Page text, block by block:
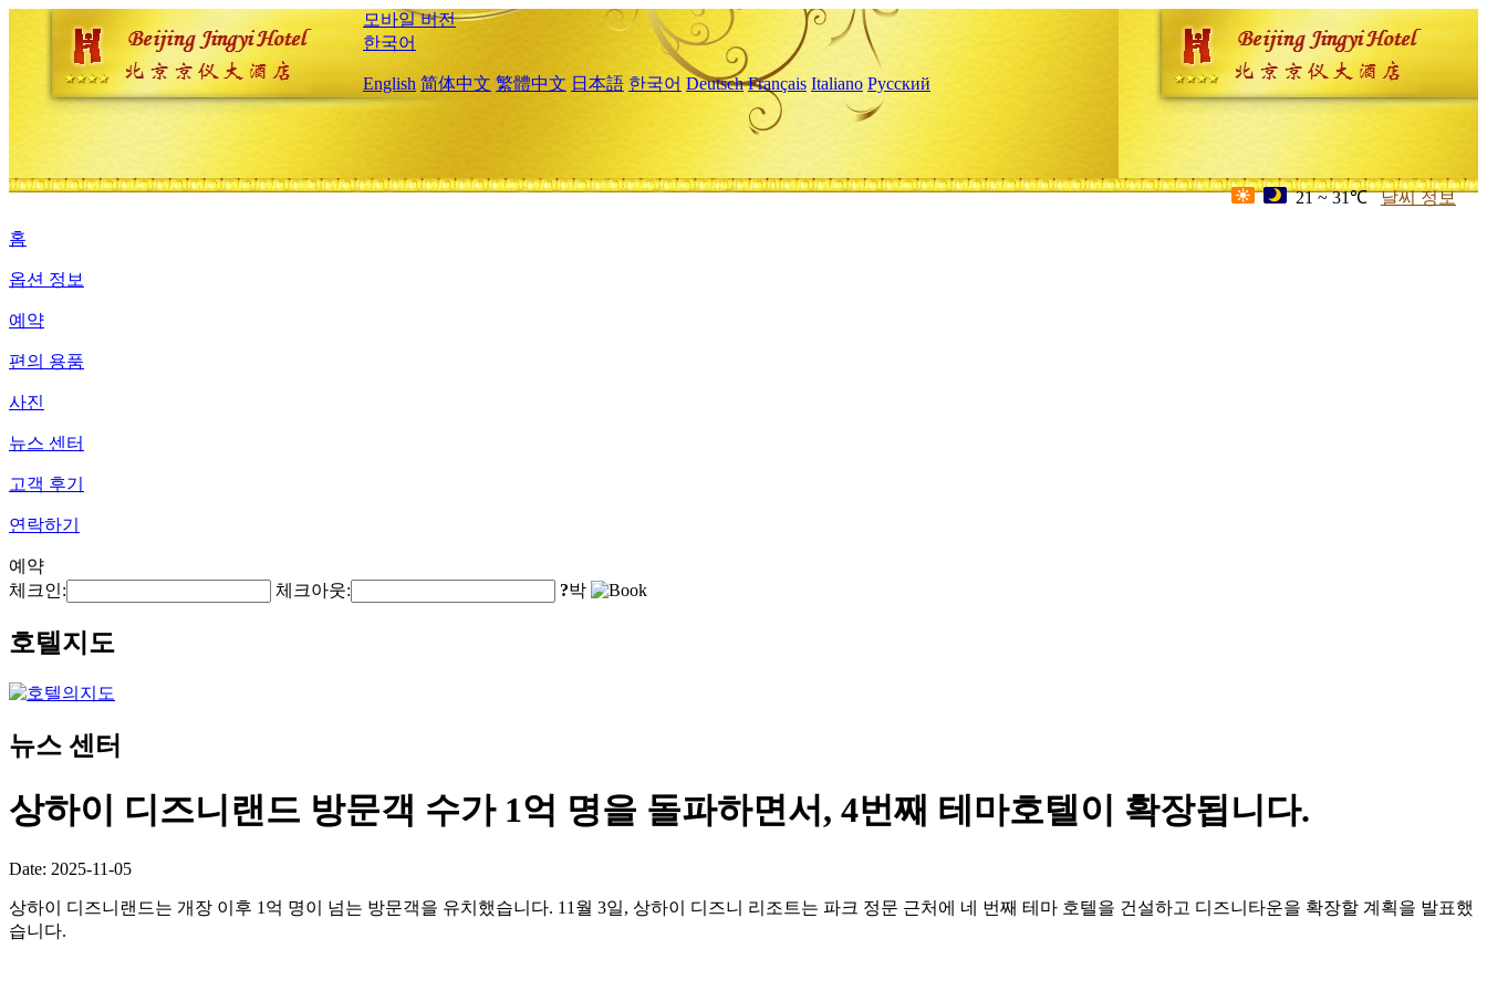
모바일 버전
한국어
English 简体中文 繁體中文 日本語 한국어 Deutsch Français Italiano Русский
21 ~ 31℃ 날씨 정보
홈
옵션 정보
예약
편의 용품
사진
뉴스 센터
고객 후기
연락하기
예약
체크인:
체크아웃: ?박
호텔지도
뉴스 센터
상하이 디즈니랜드 방문객 수가 1억 명을 돌파하면서, 4번째 테마호텔이 확장됩니다.
Date: 2025-11-05
상하이 디즈니랜드는 개장 이후 1억 명이 넘는 방문객을 유치했습니다. 11월 3일, 상하이 디즈니 리조트는 파크 정문 근처에 네 번째 테마 호텔을 건설하고 디즈니타운을 확장할 계획을 발표했
습니다.